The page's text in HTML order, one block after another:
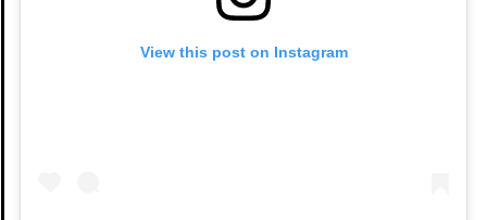
View this post on Instagram